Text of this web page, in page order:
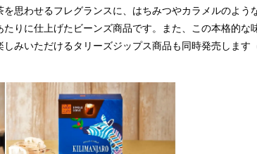
思わせるフレグランスに、はちみつやカラメルのよう
りに仕上げたビーンズ商品です。また、この本格的な
しみいただけるタリーズジップス商品も同時発売します